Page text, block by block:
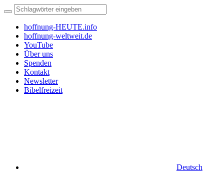
hoffnung-HEUTE.info
hoffnung-weltweit.de
YouTube
Über uns
Spenden
Kontakt
Newsletter
Bibelfreizeit
Deutsch